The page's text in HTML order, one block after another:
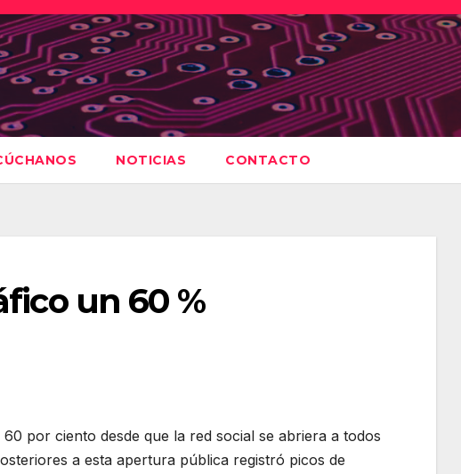
NOTICIAS CONTACTO
un 60 %
por ciento desde que la red social se abriera a todos
a esta apertura pública registró picos de